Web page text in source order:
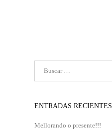
ENTRADAS RECIENTES
Mellorando o presente!!!